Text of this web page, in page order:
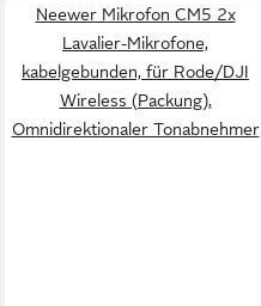
Neewer Mikrofon CM5 2x
Lavalier-Mikrofone,
kabelgebunden, für Rode/DJI
Wireless (Packung),
Omnidirektionaler Tonabnehmer